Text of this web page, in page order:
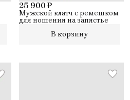
25 900 ₽
Мужской клатч с ремешком
для ношения на запястье
В корзину